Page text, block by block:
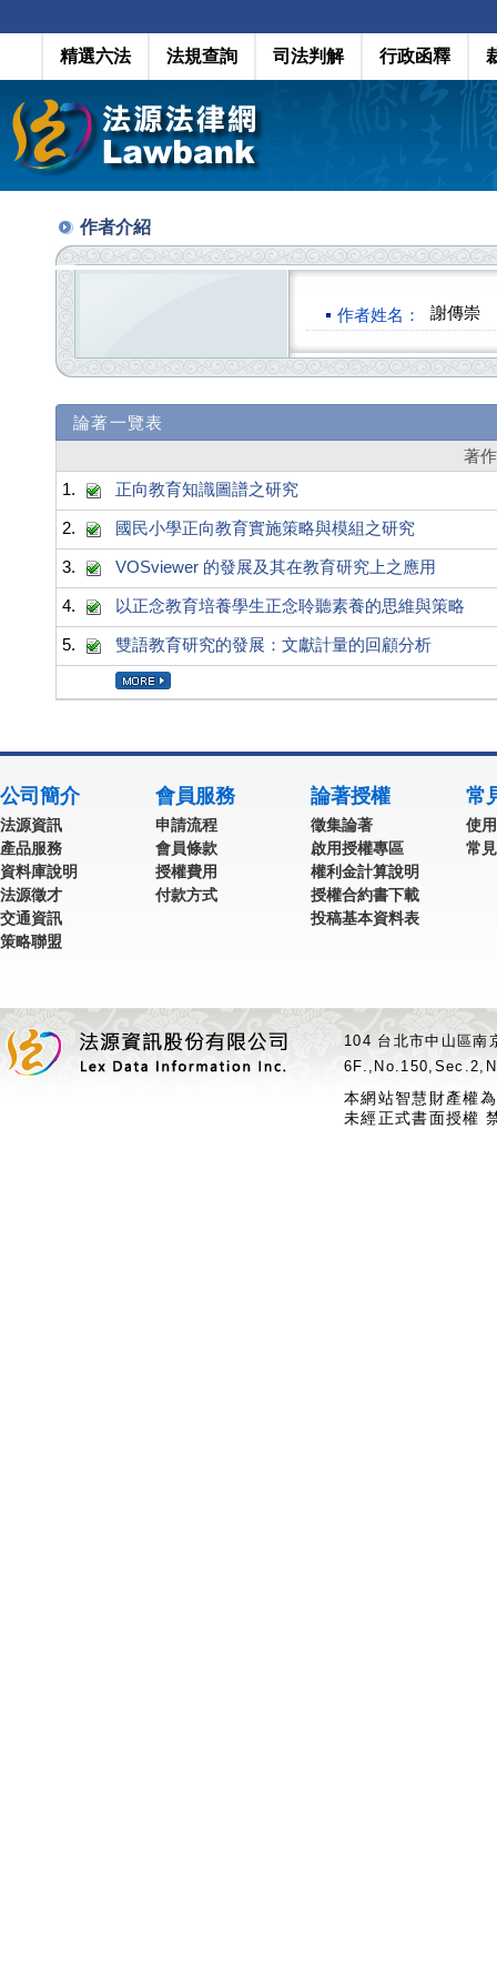
精選六法 法規查詢 司法判解 行政函釋
作者介紹
作者姓名： 謝傳崇
論著一覽表
著
1.
正向教育知識圖譜之研究
2. 國民小學正向教育實施策略與模組之研究
3. VOSviewer 的發展及其在教育研究上之應用
4. 以正念教育培養學生正念聆聽素養的思維與策略
5. 雙語教育研究的發展：文獻計量的回顧分析
公司簡介
法源資訊
產品服務
資料庫說明
法源徵才
交通資訊
策略聯盟
會員服務
申請流程
會員條款
授權費用
付款方式
論著授權
徵集論著
啟用授權專區
權利金計算說明
授權合約書下載
投稿基本資料表
常
使
常
104 台北市中山區
本網站智慧財產權
未經正式書面授權